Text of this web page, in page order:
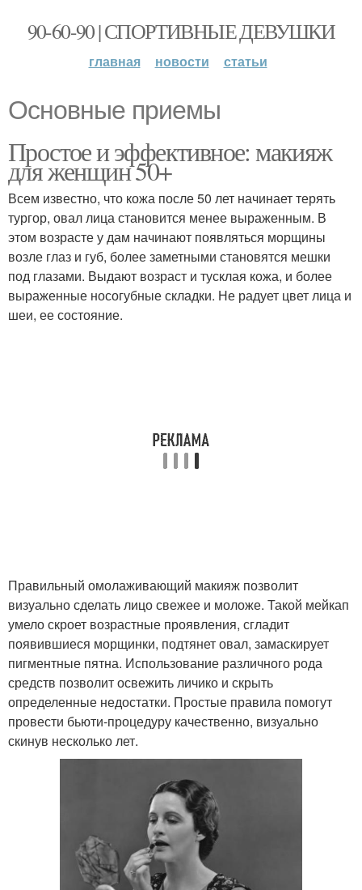
90-60-90 | СПОРТИВНЫЕ ДЕВУШКИ
главная новости статьи
Основные приемы
Простое и эффективное: макияж
для женщин 50+
Всем известно, что кожа после 50 лет начинает терять
тургор, овал лица становится менее выраженным. В
этом возрасте у дам начинают появляться морщины
возле глаз и губ, более заметными становятся мешки
под глазами. Выдают возраст и тусклая кожа, и более
выраженные носогубные складки. Не радует цвет лица и
шеи, ее состояние.
Правильный омолаживающий макияж позволит
визуально сделать лицо свежее и моложе. Такой мейкап
умело скроет возрастные проявления, сгладит
появившиеся морщинки, подтянет овал, замаскирует
пигментные пятна. Использование различного рода
средств позволит освежить личико и скрыть
определенные недостатки. Простые правила помогут
провести бьюти-процедуру качественно, визуально
скинув несколько лет.